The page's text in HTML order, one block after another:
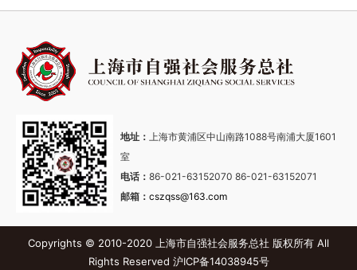
地址： 上海市黄浦区中山南路1088号南浦大厦1601
室
电话： 86-021-63152070 86-021-63152071
邮箱： cszqss@163.com
Copyrights © 2010-2020 上海市自强社会服务总社 版权所有 All
Rights Reserved 沪ICP备14038945号